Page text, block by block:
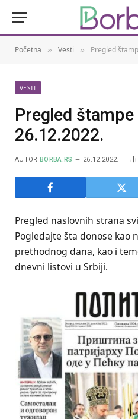
Početna » Vesti » Pregled
VESTI
Pregled
26.12.2022.
AUTOR BORBA.RS 26.12.2022.
Pregled naslovnih strana
Pogledajte šta donose kao
prethodnog dana, kao i
dnevni listovi u Srbiji.